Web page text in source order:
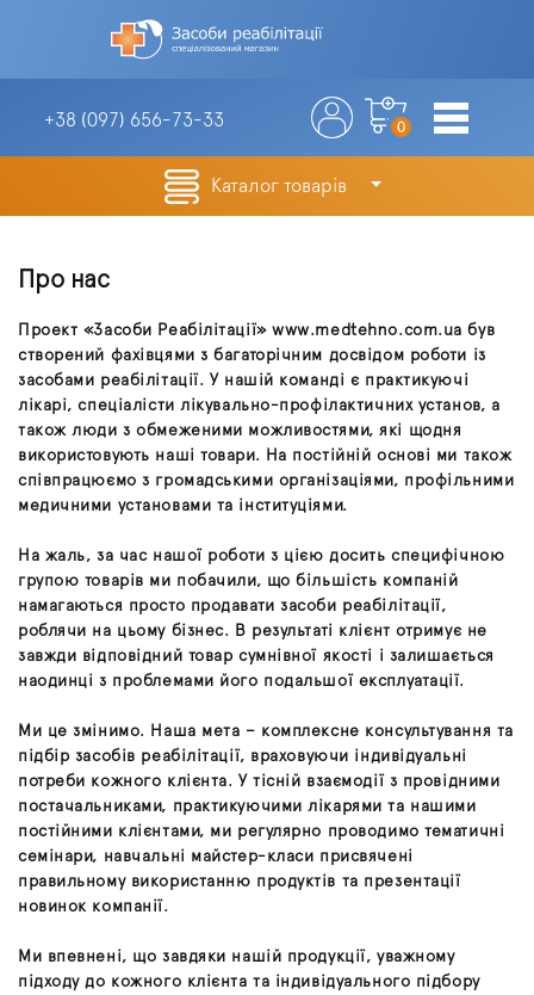
+38 (097) 656-73-33 0
Каталог товарів
Про нас
Проект «Засоби Реабілітації» www.medtehno.com.ua був
створений фахівцями з багаторічним досвідом роботи із
засобами реабілітації. У нашій команді є практикуючі
лікарі, спеціалісти лікувально-профілактичних установ, а
також люди з обмеженими можливостями, які щодня
використовують наші товари. На постійній основі ми також
співпрацюємо з громадськими організаціями, профільними
медичними установами та інституціями.
На жаль, за час нашої роботи з цією досить специфічною
групою товарів ми побачили, що більшість компаній
намагаються просто продавати засоби реабілітації,
роблячи на цьому бізнес. В результаті клієнт отримує не
завжди відповідний товар сумнівної якості і залишається
наодинці з проблемами його подальшої експлуатації.
Ми це змінимо. Наша мета – комплексне консультування та
підбір засобів реабілітації, враховуючи індивідуальні
потреби кожного клієнта. У тісній взаємодії з провідними
постачальниками, практикуючими лікарями та нашими
постійними клієнтами, ми регулярно проводимо тематичні
семінари, навчальні майстер-класи присвячені
правильному використанню продуктів та презентації
новинок компанії.
Ми впевнені, що завдяки нашій продукції, уважному
підходу до кожного клієнта та індивідуального підбору